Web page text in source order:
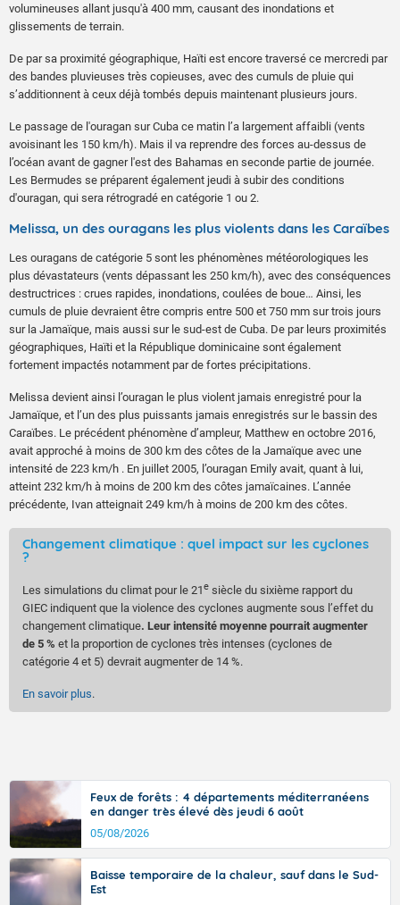
volumineuses allant jusqu'à 400 mm, causant des inondations et
glissements de terrain.
De par sa proximité géographique, Haïti est encore traversé ce mercredi par
des bandes pluvieuses très copieuses, avec des cumuls de pluie qui
s’additionnent à ceux déjà tombés depuis maintenant plusieurs jours.
Le passage de l'ouragan sur Cuba ce matin l’a largement affaibli (vents
avoisinant les 150 km/h). Mais il va reprendre des forces au-dessus de
l’océan avant de gagner l'est des Bahamas en seconde partie de journée.
Les Bermudes se préparent également jeudi à subir des conditions
d'ouragan, qui sera rétrogradé en catégorie 1 ou 2.
Melissa, un des ouragans les plus violents dans les Caraïbes
Les ouragans de catégorie 5 sont les phénomènes météorologiques les
plus dévastateurs (vents dépassant les 250 km/h), avec des conséquences
destructrices : crues rapides, inondations, coulées de boue… Ainsi, les
cumuls de pluie devraient être compris entre 500 et 750 mm sur trois jours
sur la Jamaïque, mais aussi sur le sud-est de Cuba. De par leurs proximités
géographiques, Haïti et la République dominicaine sont également
fortement impactés notamment par de fortes précipitations.
Melissa devient ainsi l’ouragan le plus violent jamais enregistré pour la
Jamaïque, et l’un des plus puissants jamais enregistrés sur le bassin des
Caraïbes. Le précédent phénomène d’ampleur, Matthew en octobre 2016,
avait approché à moins de 300 km des côtes de la Jamaïque avec une
intensité de 223 km/h . En juillet 2005, l’ouragan Emily avait, quant à lui,
atteint 232 km/h à moins de 200 km des côtes jamaïcaines. L’année
précédente, Ivan atteignait 249 km/h à moins de 200 km des côtes.
Changement climatique : quel impact sur les cyclones
?
Les simulations du climat pour le 21e siècle du sixième rapport du
GIEC indiquent que la violence des cyclones augmente sous l’effet du
changement climatique. Leur intensité moyenne pourrait augmenter
de 5 % et la proportion de cyclones très intenses (cyclones de
catégorie 4 et 5) devrait augmenter de 14 %.
En savoir plus.
Feux de forêts : 4 départements méditerranéens
en danger très élevé dès jeudi 6 août
05/08/2026
Baisse temporaire de la chaleur, sauf dans le Sud-
Est